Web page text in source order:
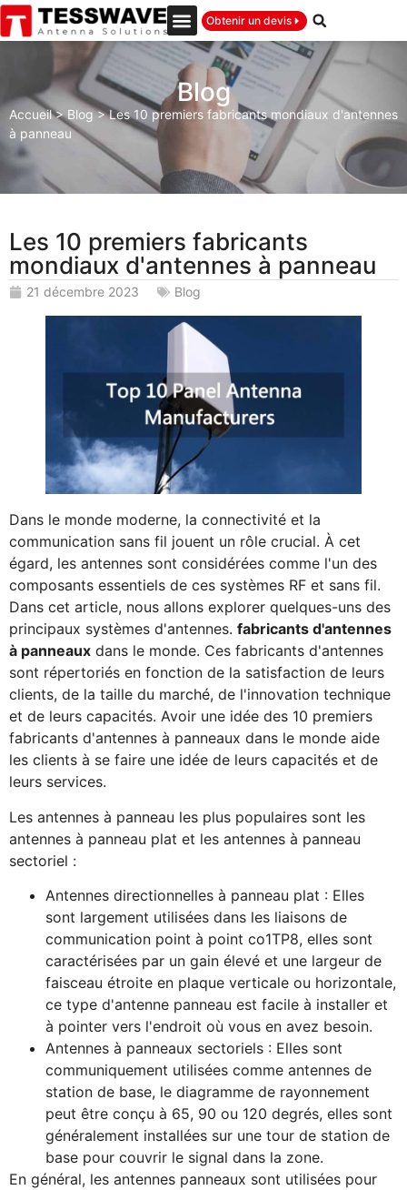
Obtenir un devis
Blog
Accueil>Blog>Les 10 premiers fabricants mondiaux d'antennes
à panneau
Les 10 premiers fabricants
mondiaux d'antennes à panneau
21 décembre 2023 Blog
Dans le monde moderne, la connectivité et la
communication sans fil jouent un rôle crucial. À cet
égard, les antennes sont considérées comme l'un des
composants essentiels de ces systèmes RF et sans fil.
Dans cet article, nous allons explorer quelques-uns des
principaux systèmes d'antennes. fabricants d'antennes
à panneaux dans le monde. Ces fabricants d'antennes
sont répertoriés en fonction de la satisfaction de leurs
clients, de la taille du marché, de l'innovation technique
et de leurs capacités. Avoir une idée des 10 premiers
fabricants d'antennes à panneaux dans le monde aide
les clients à se faire une idée de leurs capacités et de
leurs services.
Les antennes à panneau les plus populaires sont les
antennes à panneau plat et les antennes à panneau
sectoriel :
Antennes directionnelles à panneau plat : Elles
sont largement utilisées dans les liaisons de
communication point à point co1TP8, elles sont
caractérisées par un gain élevé et une largeur de
faisceau étroite en plaque verticale ou horizontale,
ce type d'antenne panneau est facile à installer et
à pointer vers l'endroit où vous en avez besoin.
Antennes à panneaux sectoriels : Elles sont
communiquement utilisées comme antennes de
station de base, le diagramme de rayonnement
peut être conçu à 65, 90 ou 120 degrés, elles sont
généralement installées sur une tour de station de
base pour couvrir le signal dans la zone.
En général, les antennes panneaux sont utilisées pour